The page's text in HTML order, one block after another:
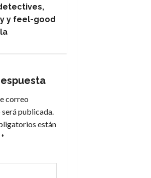
y feel-good
correo
publicada.
están
*